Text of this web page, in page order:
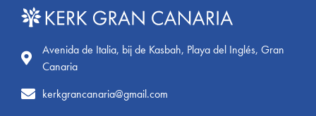
Avenida de Italia, bij de Kasbah, Playa del Inglés, Gran
Canaria
kerkgrancanaria@gmail.com